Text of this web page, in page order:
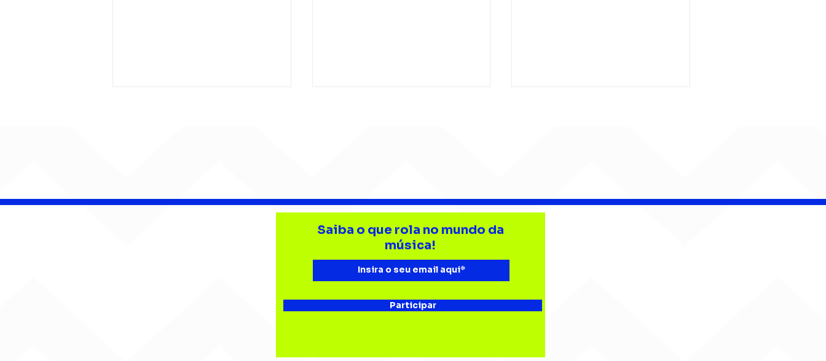
CHAMELEO acerta as
Barão Vermelho reúne
show em Ribeirão Preto
Bebé Pacheco e Ubandu
Saiba o que rola no mundo da
música!
Participar